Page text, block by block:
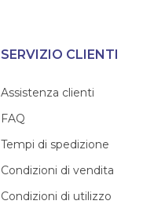
SERVIZIO CLIENTI
Assistenza clienti
FAQ
Tempi di spedizione
Condizioni di vendita
Condizioni di utilizzo